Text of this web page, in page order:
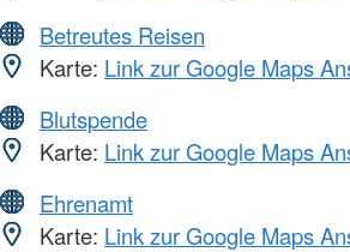
Betreutes Reisen
Karte: Link zur Google Maps
Blutspende
Karte: Link zur Google Maps
Ehrenamt
Karte: Link zur Google Maps